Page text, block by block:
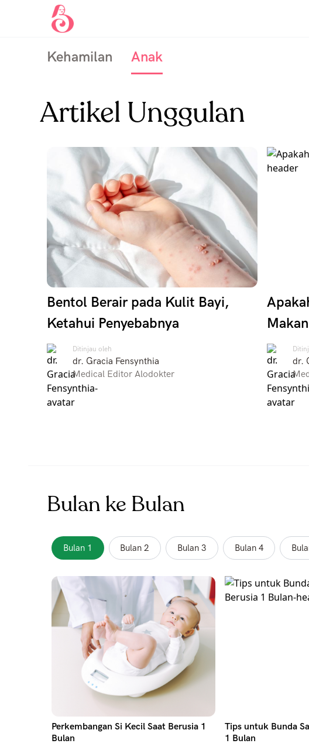
Kehamilan Anak
Artikel Unggulan
Bentol Berair pada Kulit Bayi,
Ketahui Penyebabnya
Ditinjau oleh
dr. Gracia Fensynthia
Medical Editor Alodokter
dr.
Bulan ke Bulan
Bulan 1 Bulan 2 Bulan 3 Bulan 4
Perkembangan Si Kecil Saat Berusia 1
Bulan
Tips untuk Bunda
1 Bulan